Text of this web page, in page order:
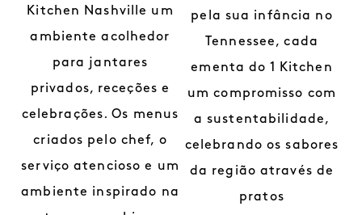
Kitchen Nashville um
ambiente acolhedor
para jantares
privados, receções e
celebrações. Os menus
criados pelo chef, o
serviço atencioso e um
ambiente inspirado na
pela sua infância no
Tennessee, cada
ementa do 1 Kitchen
um compromisso com
a sustentabilidade,
celebrando os sabores
da região através de
pratos